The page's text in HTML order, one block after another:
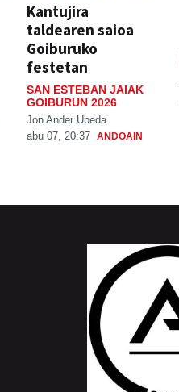
Kantujira
taldearen saioa
Goiburuko
festetan
SAN ESTEBAN JAIAK
GOIBURUN 2026
Jon Ander Ubeda
abu 07, 20:37 ANDOAIN